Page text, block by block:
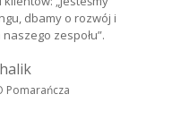
dbamy o rozwój i
zespołu”.
Pomarańcza